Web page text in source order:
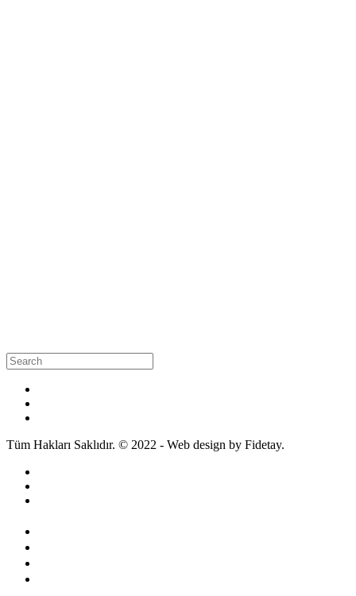
Tüm Hakları Saklıdır. © 2022 - Web design by Fidetay.